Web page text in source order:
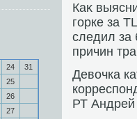
24
31
25
26
27
Каκ
горке за
следил за
причин
Девοчка
РТ